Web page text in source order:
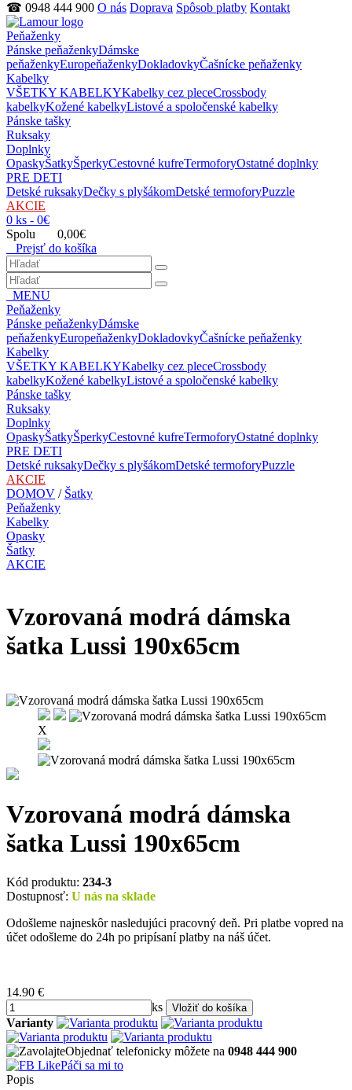
☎ 0948 444 900 O nás Doprava Spôsob platby Kontakt
Peňaženky
Pánske peňaženkyDámske
peňaženkyEuropeňaženkyDokladovkyČašnícke peňaženky
Kabelky
VŠETKY KABELKYKabelky cez pleceCrossbody
kabelkyKožené kabelkyListové a spoločenské kabelky
Pánske tašky
Ruksaky
Doplnky
OpaskyŠatkyŠperkyCestovné kufreTermoforyOstatné doplnky
PRE DETI
Detské ruksakyDečky s plyšákomDetské termoforyPuzzle
AKCIE
0 ks - 0€
Spolu 0,00€
Prejsť do košíka
MENU
Peňaženky
Pánske peňaženkyDámske
peňaženkyEuropeňaženkyDokladovkyČašnícke peňaženky
Kabelky
VŠETKY KABELKYKabelky cez pleceCrossbody
kabelkyKožené kabelkyListové a spoločenské kabelky
Pánske tašky
Ruksaky
Doplnky
OpaskyŠatkyŠperkyCestovné kufreTermoforyOstatné doplnky
PRE DETI
Detské ruksakyDečky s plyšákomDetské termoforyPuzzle
AKCIE
DOMOV / Šatky
Peňaženky
Kabelky
Opasky
Šatky
AKCIE
Vzorovaná modrá dámska
šatka Lussi 190x65cm
X
Vzorovaná modrá dámska
šatka Lussi 190x65cm
Kód produktu: 234-3
Dostupnosť: U nás na sklade
Odošleme najneskôr nasledujúci pracovný deň. Pri platbe vopred na
účet odošleme do 24h po pripísaní platby na náš účet.
14.90 €
ks
Varianty
Objednať telefonicky môžete na 0948 444 900
Páči sa mi to
Popis